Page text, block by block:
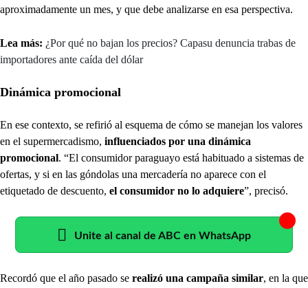
aproximadamente un mes, y que debe analizarse en esa perspectiva.
Lea más: ¿Por qué no bajan los precios? Capasu denuncia trabas de
importadores ante caída del dólar
Dinámica promocional
En ese contexto, se refirió al esquema de cómo se manejan los valores
en el supermercadismo, influenciados por una dinámica
promocional. “El consumidor paraguayo está habituado a sistemas de
ofertas, y si en las góndolas una mercadería no aparece con el
etiquetado de descuento, el consumidor no lo adquiere”, precisó.
Unite al canal de ABC en WhatsApp
Recordó que el año pasado se realizó una campaña similar, en la que